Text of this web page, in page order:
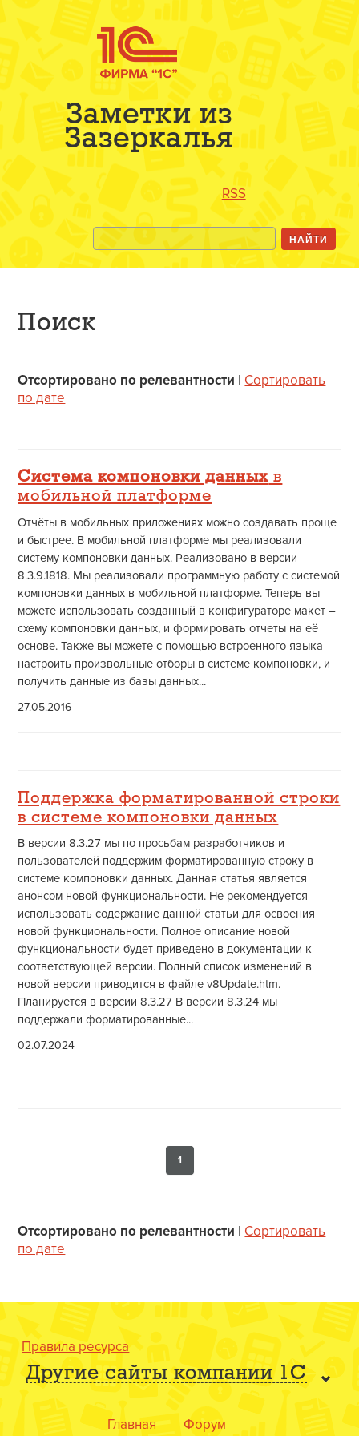
Заметки из
Зазеркалья
RSS
Поиск
Отсортировано по релевантности | Сортировать
по дате
Система компоновки данных в
мобильной платформе
Отчёты в мобильных приложениях можно создавать проще
и быстрее. В мобильной платформе мы реализовали
систему компоновки данных. Реализовано в версии
8.3.9.1818. Мы реализовали программную работу с системой
компоновки данных в мобильной платформе. Теперь вы
можете использовать созданный в конфигураторе макет –
схему компоновки данных, и формировать отчеты на её
основе. Также вы можете с помощью встроенного языка
настроить произвольные отборы в системе компоновки, и
получить данные из базы данных...
27.05.2016
Поддержка форматированной строки
в системе компоновки данных
В версии 8.3.27 мы по просьбам разработчиков и
пользователей поддержим форматированную строку в
системе компоновки данных. Данная статья является
анонсом новой функциональности. Не рекомендуется
использовать содержание данной статьи для освоения
новой функциональности. Полное описание новой
функциональности будет приведено в документации к
соответствующей версии. Полный список изменений в
новой версии приводится в файле v8Update.htm.
Планируется в версии 8.3.27 В версии 8.3.24 мы
поддержали форматированные...
02.07.2024
1
Отсортировано по релевантности | Сортировать
по дате
Правила ресурса
Другие сайты компании 1С
Главная Форум